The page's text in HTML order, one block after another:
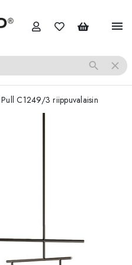
menu
search close
Pull C1249/3 riippuvalaisin